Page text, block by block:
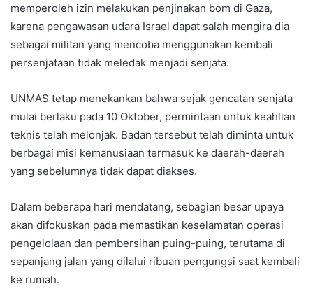
memperoleh izin melakukan penjinakan bom di Gaza,
karena pengawasan udara Israel dapat salah mengira dia
sebagai militan yang mencoba menggunakan kembali
persenjataan tidak meledak menjadi senjata.
UNMAS tetap menekankan bahwa sejak gencatan senjata
mulai berlaku pada 10 Oktober, permintaan untuk keahlian
teknis telah melonjak. Badan tersebut telah diminta untuk
berbagai misi kemanusiaan termasuk ke daerah-daerah
yang sebelumnya tidak dapat diakses.
Dalam beberapa hari mendatang, sebagian besar upaya
akan difokuskan pada memastikan keselamatan operasi
pengelolaan dan pembersihan puing-puing, terutama di
sepanjang jalan yang dilalui ribuan pengungsi saat kembali
ke rumah.